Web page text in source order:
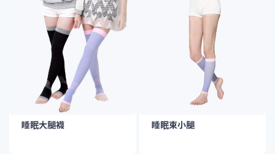
睡眠大腿襪 睡眠束小腿